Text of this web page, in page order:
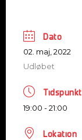
Dato
02. maj, 2022
Udløbet
Tidspunkt
19:00 - 21:00
Lokation